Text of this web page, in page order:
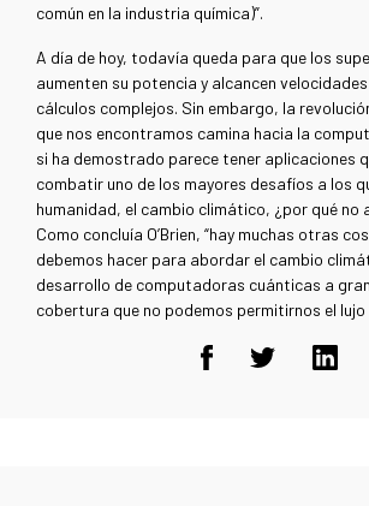
común en la industria química)”.
A día de hoy, todavía queda para que los
aumenten su potencia y alcancen
cálculos complejos. Sin embargo, la
que nos encontramos camina hacia la
si ha demostrado parece tener aplicaciones
combatir uno de los mayores desafíos a los
humanidad, el cambio climático, ¿por qué no
Como concluía O’Brien, “hay muchas otras
debemos hacer para abordar el cambio
desarrollo de computadoras cuánticas a
cobertura que no podemos permitirnos el lujo